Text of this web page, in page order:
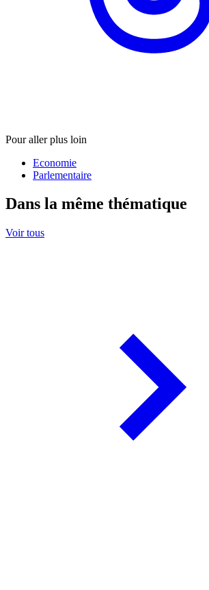
Pour aller plus loin
Economie
Parlementaire
Dans la même thématique
Voir tous